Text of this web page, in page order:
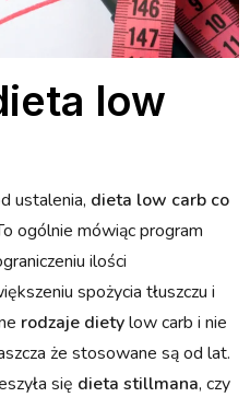
low
ustalenia, dieta low carb co
ogólnie mówiąc program
ilości
spożycia tłuszczu i
rodzaje dietylow carb i nie
że stosowane są od lat.
się dieta stillmana, czy